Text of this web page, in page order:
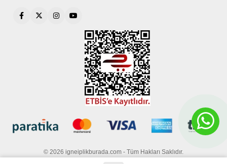
© 2026 igneiplikburada.com - Tüm Hakları Saklıdır.